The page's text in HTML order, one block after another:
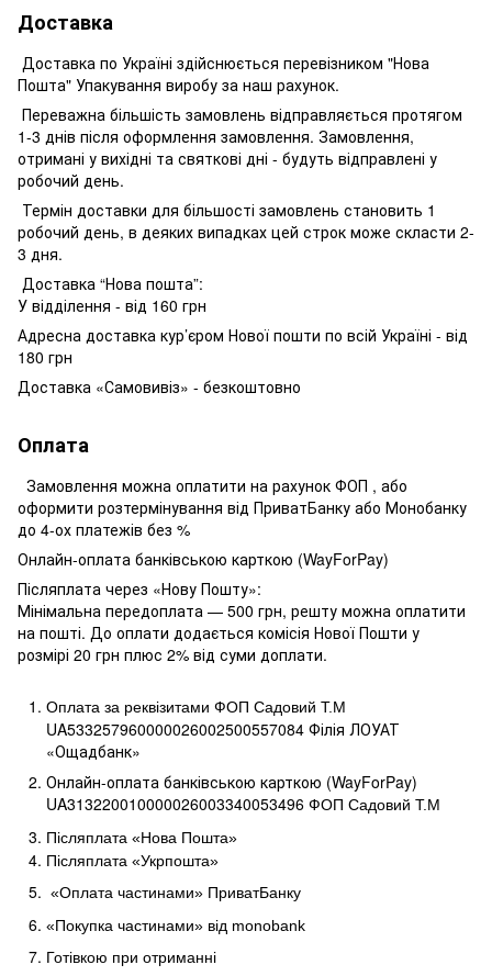
Доставка
Доставка по Україні здійснюється перевізником "Нова
Пошта" Упакування виробу за наш рахунок.
Переважна більшість замовлень відправляється протягом
1-3 днів після оформлення замовлення. Замовлення,
отримані у вихідні та святкові дні - будуть відправлені у
робочий день.
Термін доставки для більшості замовлень становить 1
робочий день, в деяких випадках цей строк може скласти 2-
3 дня.
Доставка “Нова пошта”:
У відділення - від 160 грн
Адресна доставка кур’єром Нової пошти по всій Україні - від
180 грн
Доставка «Самовивіз» - безкоштовно
Оплата
Замовлення можна оплатити на рахунок ФОП , або
оформити розтермінування від ПриватБанку або Монобанку
до 4-ох платежів без %
Онлайн-оплата банківською карткою (WayForPay)
Післяплата через «Нову Пошту»:
Мінімальна передоплата — 500 грн, решту можна оплатити
на пошті. До оплати додається комісія Нової Пошти у
розмірі 20 грн плюс 2% від суми доплати.
Оплата за реквізитами ФОП Садовий Т.М
UA533257960000026002500557084 Філія ЛОУАТ
«Ощадбанк»
Онлайн-оплата банківською карткою (WayForPay)
UA313220010000026003340053496 ФОП Садовий Т.М
Післяплата «Нова Пошта»
Післяплата «Укрпошта»
«Оплата частинами» ПриватБанку
«Покупка частинами» від monobank
Готівкою при отриманні